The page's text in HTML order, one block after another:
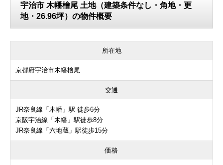
宇治市 木幡檜尾 土地（建築条件なし・角地・更
地・26.96坪）の物件概要
所在地
京都府宇治市木幡檜尾
交通
JR奈良線「木幡」駅 徒歩6分
京阪宇治線「木幡」駅徒歩8分
JR奈良線「六地蔵」駅徒歩15分
価格